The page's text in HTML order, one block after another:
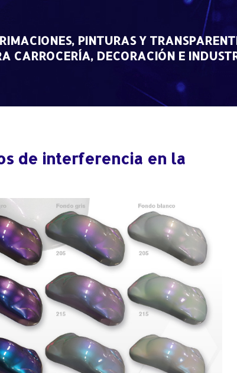
PINTURAS Y
CARROCERÍA, DECORACIÓN E
de interferencia en la